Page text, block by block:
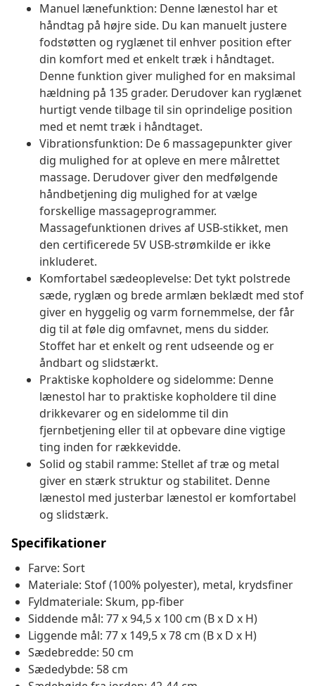
Manuel lænefunktion: Denne lænestol har et
håndtag på højre side. Du kan manuelt justere
fodstøtten og ryglænet til enhver position efter
din komfort med et enkelt træk i håndtaget.
Denne funktion giver mulighed for en maksimal
hældning på 135 grader. Derudover kan ryglænet
hurtigt vende tilbage til sin oprindelige position
med et nemt træk i håndtaget.
Vibrationsfunktion: De 6 massagepunkter giver
dig mulighed for at opleve en mere målrettet
massage. Derudover giver den medfølgende
håndbetjening dig mulighed for at vælge
forskellige massageprogrammer.
Massagefunktionen drives af USB-stikket, men
den certificerede 5V USB-strømkilde er ikke
inkluderet.
Komfortabel sædeoplevelse: Det tykt polstrede
sæde, ryglæn og brede armlæn beklædt med stof
giver en hyggelig og varm fornemmelse, der får
dig til at føle dig omfavnet, mens du sidder.
Stoffet har et enkelt og rent udseende og er
åndbart og slidstærkt.
Praktiske kopholdere og sidelomme: Denne
lænestol har to praktiske kopholdere til dine
drikkevarer og en sidelomme til din
fjernbetjening eller til at opbevare dine vigtige
ting inden for rækkevidde.
Solid og stabil ramme: Stellet af træ og metal
giver en stærk struktur og stabilitet. Denne
lænestol med justerbar lænestol er komfortabel
og slidstærk.
Specifikationer
Farve: Sort
Materiale: Stof (100% polyester), metal, krydsfiner
Fyldmateriale: Skum, pp-fiber
Siddende mål: 77 x 94,5 x 100 cm (B x D x H)
Liggende mål: 77 x 149,5 x 78 cm (B x D x H)
Sædebredde: 50 cm
Sædedybde: 58 cm